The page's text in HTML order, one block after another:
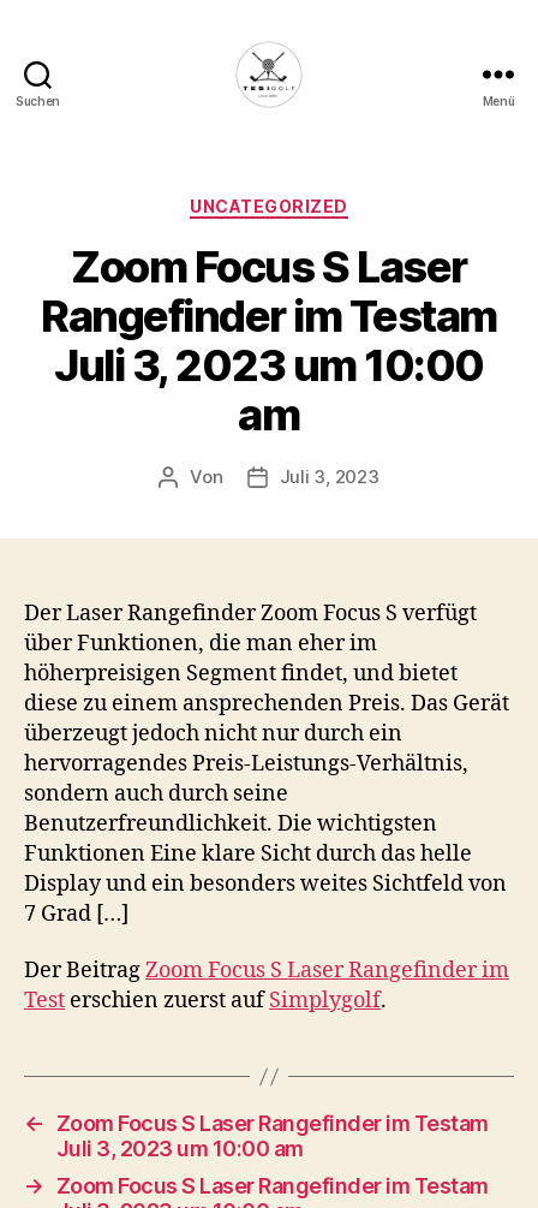
Suchen
Deine
Plattform
für
Golfbegeisterte!
Menü
Kategorien
UNCATEGORIZED
Zoom Focus S Laser
Rangefinder im Testam
Juli 3, 2023 um 10:00
am
Beitragsautor
Von Veröffentlichungsdatum
Juli 3, 2023
Der Laser Rangefinder Zoom Focus S verfügt
über Funktionen, die man eher im
höherpreisigen Segment findet, und bietet
diese zu einem ansprechenden Preis. Das Gerät
überzeugt jedoch nicht nur durch ein
hervorragendes Preis-Leistungs-Verhältnis,
sondern auch durch seine
Benutzerfreundlichkeit. Die wichtigsten
Funktionen Eine klare Sicht durch das helle
Display und ein besonders weites Sichtfeld von
7 Grad […]
Der BeitragZoom Focus S Laser Rangefinder im
Test erschien zuerst aufSimplygolf.
←
Zoom Focus S Laser Rangefinder im Testam
Juli 3, 2023 um 10:00 am
→
Zoom Focus S Laser Rangefinder im Testam